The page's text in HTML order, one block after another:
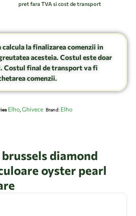
pret fara TVA si cost de transport
la finalizarea comenzii in
acesteia. Costul este doar
Costul final de transport va fi
comenzii.
Elho Ghivece Brand: Elho
diamond
oyster pearl